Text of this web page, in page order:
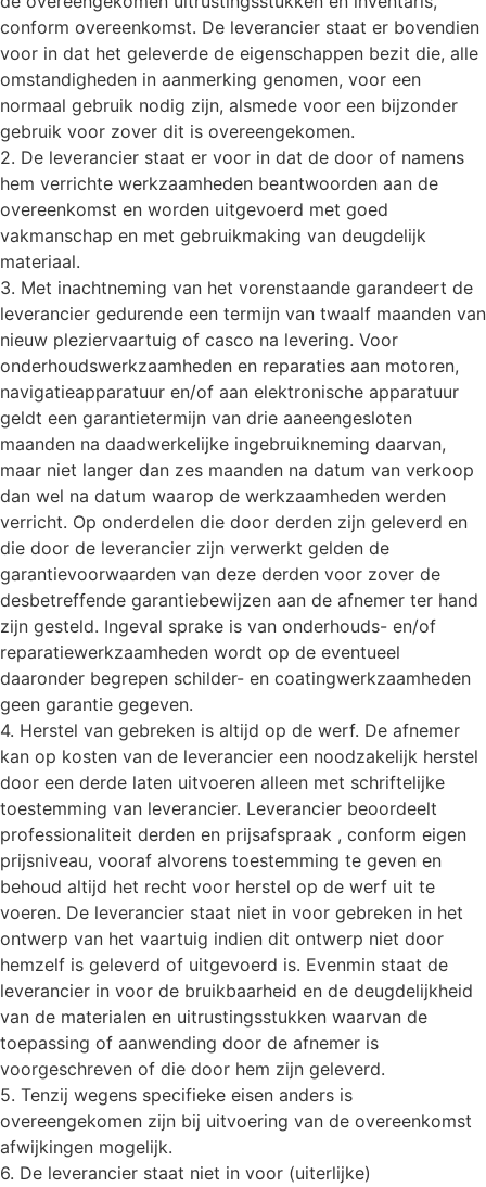
conform overeenkomst. De leverancier staat er bovendien
voor in dat het geleverde de eigenschappen bezit die, alle
omstandigheden in aanmerking genomen, voor een
normaal gebruik nodig zijn, alsmede voor een bijzonder
gebruik voor zover dit is overeengekomen.
2. De leverancier staat er voor in dat de door of namens
hem verrichte werkzaamheden beantwoorden aan de
overeenkomst en worden uitgevoerd met goed
vakmanschap en met gebruikmaking van deugdelijk
materiaal.
3. Met inachtneming van het vorenstaande garandeert de
leverancier gedurende een termijn van twaalf maanden van
nieuw pleziervaartuig of casco na levering. Voor
onderhoudswerkzaamheden en reparaties aan motoren,
navigatieapparatuur en/of aan elektronische apparatuur
geldt een garantietermijn van drie aaneengesloten
maanden na daadwerkelijke ingebruikneming daarvan,
maar niet langer dan zes maanden na datum van verkoop
dan wel na datum waarop de werkzaamheden werden
verricht. Op onderdelen die door derden zijn geleverd en
die door de leverancier zijn verwerkt gelden de
garantievoorwaarden van deze derden voor zover de
desbetreffende garantiebewijzen aan de afnemer ter hand
zijn gesteld. Ingeval sprake is van onderhouds- en/of
reparatiewerkzaamheden wordt op de eventueel
daaronder begrepen schilder- en coatingwerkzaamheden
geen garantie gegeven.
4. Herstel van gebreken is altijd op de werf. De afnemer
kan op kosten van de leverancier een noodzakelijk herstel
door een derde laten uitvoeren alleen met schriftelijke
toestemming van leverancier. Leverancier beoordeelt
professionaliteit derden en prijsafspraak , conform eigen
prijsniveau, vooraf alvorens toestemming te geven en
behoud altijd het recht voor herstel op de werf uit te
voeren. De leverancier staat niet in voor gebreken in het
ontwerp van het vaartuig indien dit ontwerp niet door
hemzelf is geleverd of uitgevoerd is. Evenmin staat de
leverancier in voor de bruikbaarheid en de deugdelijkheid
van de materialen en uitrustingsstukken waarvan de
toepassing of aanwending door de afnemer is
voorgeschreven of die door hem zijn geleverd.
5. Tenzij wegens specifieke eisen anders is
overeengekomen zijn bij uitvoering van de overeenkomst
afwijkingen mogelijk.
6. De leverancier staat niet in voor (uiterlijke)